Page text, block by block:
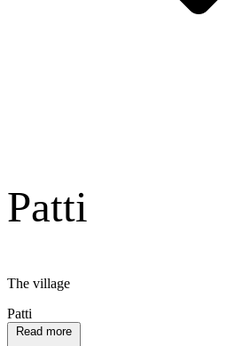
Patti
The village
Patti
Read more